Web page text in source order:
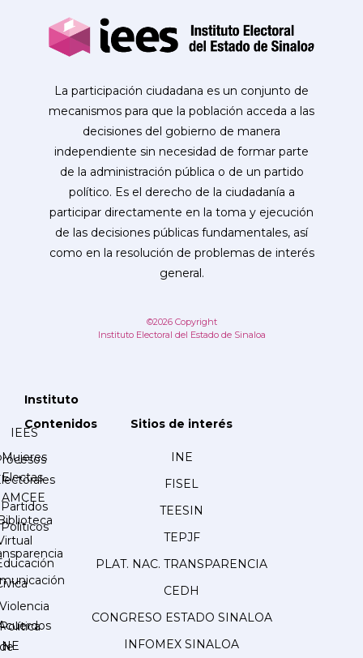
La participación ciudadana es un conjunto de
mecanismos para que la población acceda a las
decisiones del gobierno de manera
independiente sin necesidad de formar parte
de la administración pública o de un partido
político. Es el derecho de la ciudadanía a
participar directamente en la toma y ejecución
de las decisiones públicas fundamentales, así
como en la resolución de problemas de interés
general.
©2026 Copyright
Instituto Electoral del Estado de Sinaloa
Instituto
IEES
Partidos
Políticos
Contenidos
Mujeres
Electas
AMCEE
Violencia
Política
de
Sitios de interés
INE
FISEL
TEESIN
TEPJF
PLAT. NAC. TRANSPARENCIA
CEDH
CONGRESO ESTADO SINALOA
INFOMEX SINALOA